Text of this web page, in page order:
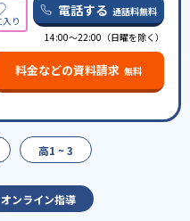
電話する 通話料無料
14:00〜22:00（日曜を除く）
料金などの資料請求 無料
高1 ~ 3
オンライン指導